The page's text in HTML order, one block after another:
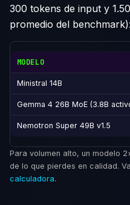
300 tokens de input y
promedio del benchmark):
MODELO
Ministral 14B
Gemma 4 26B MoE (3.8B
Nemotron Super 49B v1.5
Para volumen alto, un modelo
de lo que pierdes en calidad.
calculadora.